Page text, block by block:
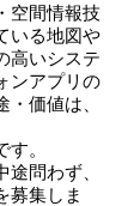
空間情報技
いる地図や
高いシステ
ンアプリの
価値は、
。
問わず、
募集しま